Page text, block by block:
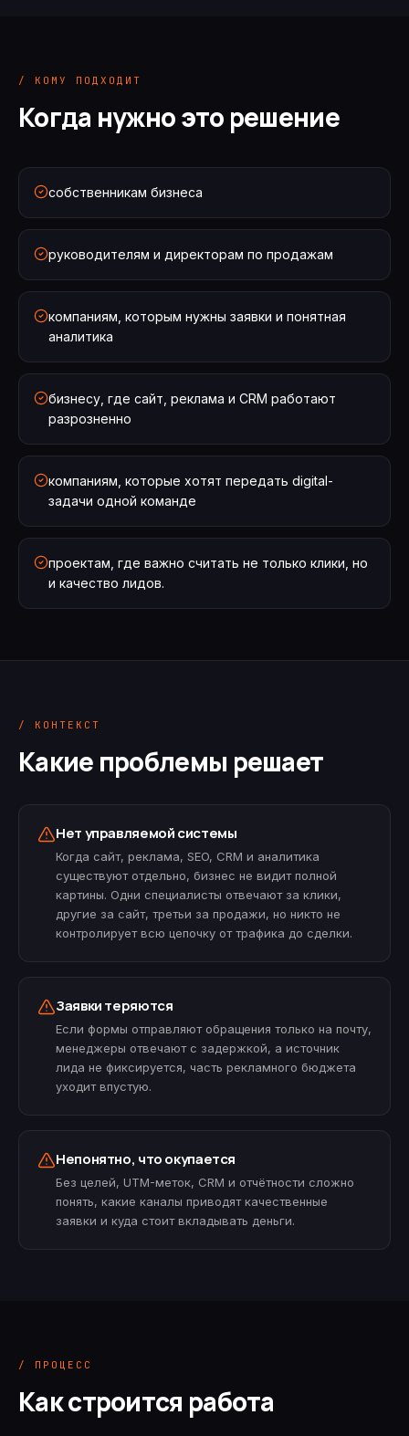
/ КОМУ ПОДХОДИТ
Когда нужно это решение
собственникам бизнеса
руководителям и директорам по продажам
компаниям, которым нужны заявки и понятная
аналитика
бизнесу, где сайт, реклама и CRM работают
разрозненно
компаниям, которые хотят передать digital-
задачи одной команде
проектам, где важно считать не только клики, но
и качество лидов.
/ КОНТЕКСТ
Какие проблемы решает
Нет управляемой системы
Когда сайт, реклама, SEO, CRM и аналитика
существуют отдельно, бизнес не видит полной
картины. Одни специалисты отвечают за клики,
другие за сайт, третьи за продажи, но никто не
контролирует всю цепочку от трафика до сделки.
Заявки теряются
Если формы отправляют обращения только на почту,
менеджеры отвечают с задержкой, а источник
лида не фиксируется, часть рекламного бюджета
уходит впустую.
Непонятно, что окупается
Без целей, UTM-меток, CRM и отчётности сложно
понять, какие каналы приводят качественные
заявки и куда стоит вкладывать деньги.
/ ПРОЦЕСС
Как строится работа